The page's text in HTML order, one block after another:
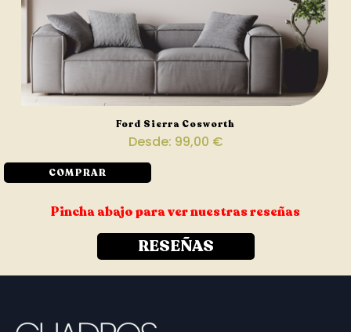
Ford Sierra Cosworth
Desde: 99,00 €
COMPRAR
Pincha abajo para ver nuestras reseñas
RESEÑAS